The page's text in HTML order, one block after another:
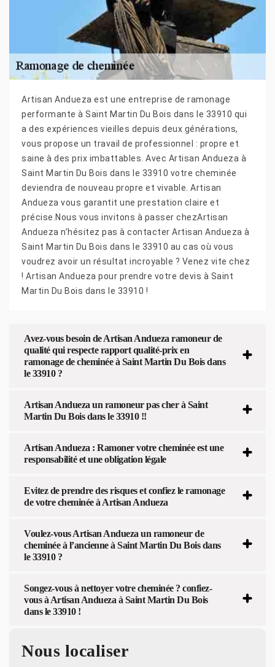
Artisan Andueza est une entreprise de ramonage
performante à Saint Martin Du Bois dans le 33910 qui
a des expériences vieilles depuis deux générations,
vous propose un travail de professionnel : propre et
saine à des prix imbattables. Avec Artisan Andueza à
Saint Martin Du Bois dans le 33910 votre cheminée
deviendra de nouveau propre et vivable. Artisan
Andueza vous garantit une prestation claire et
précise.Nous vous invitons à passer chezArtisan
Andueza n’hésitez pas à contacter Artisan Andueza à
Saint Martin Du Bois dans le 33910 au cas où vous
voudrez avoir un résultat incroyable ? Venez vite chez
! Artisan Andueza pour prendre votre devis à Saint
Martin Du Bois dans le 33910 !
Avez-vous besoin de Artisan Andueza ramoneur de
qualité qui respecte rapport qualité-prix en
ramonage de cheminée à Saint Martin Du Bois dans
le 33910 ?
Artisan Andueza un ramoneur pas cher à Saint
Martin Du Bois dans le 33910 !!
Artisan Andueza : Ramoner votre cheminée est une
responsabilité et une obligation légale
Evitez de prendre des risques et confiez le ramonage
de votre cheminée à Artisan Andueza
Voulez-vous Artisan Andueza un ramoneur de
cheminée à l’ancienne à Saint Martin Du Bois dans
le 33910 ?
Songez-vous à nettoyer votre cheminée ? confiez-
vous à Artisan Andueza à Saint Martin Du Bois
dans le 33910 !
Nous localiser